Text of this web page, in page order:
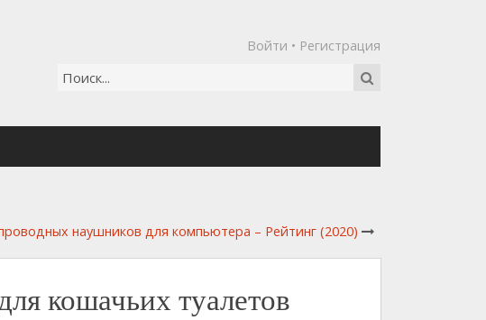
Войти • Регистрация
наушников для компьютера – Рейтинг (2020)
кошачьих туалетов